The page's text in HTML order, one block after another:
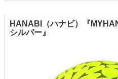
HANABI（ハナビ）『
シルバー』